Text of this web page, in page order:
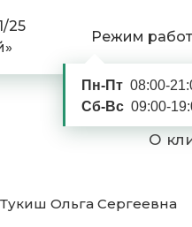
25
Режим
Пн-Пт 08:00-
Сб-Вс09:00-
О
Тукиш Ольга Сергеевна